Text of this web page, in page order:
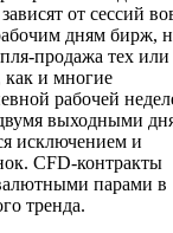
от сессий
дням бирж,
продажа тех или
и многие
рабочей
выходными
исключением и
CFD-контракты
парами в
тренда.